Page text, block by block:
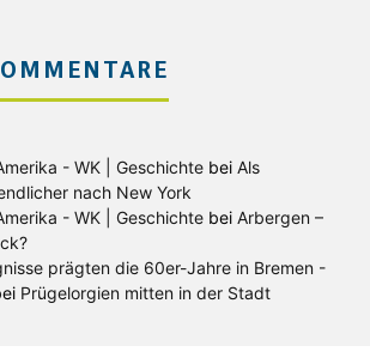
- WK | Geschichte bei Als
nach New York
- WK | Geschichte bei Arbergen –
prägten die 60er-Jahre in Bremen -
Prügelorgien mitten in der Stadt